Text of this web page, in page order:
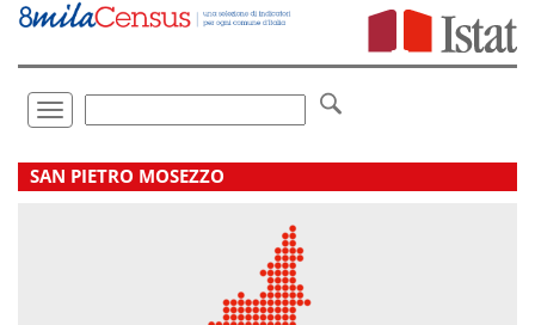
Vai
direttamente
Toggle
navigation
.
SAN PIETRO MOSEZZO